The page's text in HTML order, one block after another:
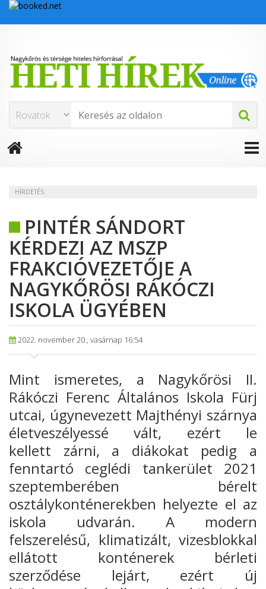
HÍRDETÉS
PINTÉR SÁNDORT
KÉRDEZI AZ MSZP
FRAKCIÓVEZETŐJE A
NAGYKŐRÖSI RÁKÓCZI
ISKOLA ÜGYÉBEN
2022. november 20., vasárnap 16:54
Mint ismeretes, a Nagykőrösi II.
Rákóczi Ferenc Általános Iskola Fürj
utcai, úgynevezett Majthényi szárnya
életveszélyessé vált, ezért le
kellett zárni, a diákokat pedig a
fenntartó ceglédi tankerület 2021
szeptemberében bérelt
osztálykonténerekben helyezte el az
iskola udvarán. A modern
felszerelésű, klimatizált, vizesblokkal
ellátott konténerek bérleti
szerződése lejárt, ezért új